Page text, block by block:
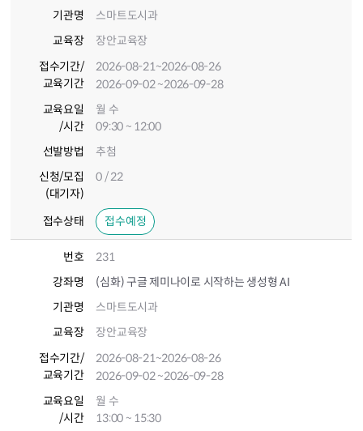
기관명
스마트도시과
교육장
장안교육장
접수기간/
교육기간
2026-08-21~2026-08-26
2026-09-02~2026-09-28
교육요일
/시간
월 수
09:30 ~ 12:00
선발방법
추첨
신청/모집
(대기자)
0 / 22
접수상태 접수예정
번호
231
강좌명
(심화) 구글 제미나이로 시작하는 생성형 AI
기관명
스마트도시과
교육장
장안교육장
접수기간/
교육기간
2026-08-21~2026-08-26
2026-09-02~2026-09-28
교육요일
/시간
월 수
13:00 ~ 15:30